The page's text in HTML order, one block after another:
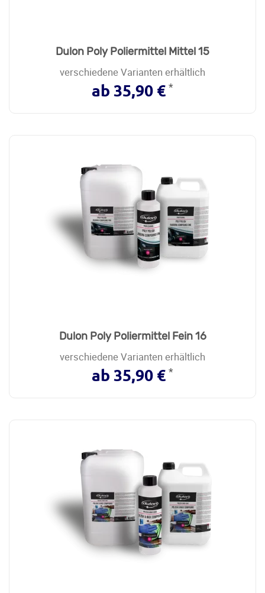
Dulon Poly Poliermittel Mittel 15
verschiedene Varianten erhältlich
ab 35,90 € *
Dulon Poly Poliermittel Fein 16
verschiedene Varianten erhältlich
ab 35,90 € *